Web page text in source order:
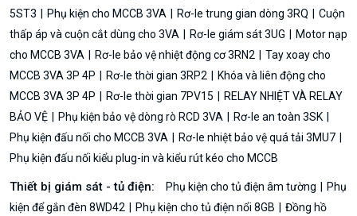
5ST3
Phụ kiện cho MCCB 3VA Rơ-le trung gian dòng 3RQ
Cuộn
thấp áp và cuộn cắt dùng cho 3VA
Rơ-le giám sát 3UG
Motor nạp
cho MCCB 3VA
Rơ-le bảo vệ nhiệt động cơ 3RN2
Tay xoay cho
MCCB 3VA 3P 4P
Rơ-le thời gian 3RP2
Khóa và liên động cho
MCCB 3VA 3P 4P
Rơ-le thời gian 7PV15
RELAY NHIỆT VÀ RELAY
BẢO VỆ
Phụ kiện bảo vệ dòng rò RCD 3VA
Rơ-le an toàn 3SK
Phụ kiện đấu nối cho MCCB 3VA
Rơ-le nhiệt bảo vệ quá tải 3MU7
Phụ kiện đấu nối kiểu plug-in và kiểu rút kéo cho MCCB
Thiết bị giám sát - tủ điện: Phụ kiện cho tủ điện âm tường
Phụ
kiện để gắn đèn 8WD42
Phụ kiện cho tủ điện nổi 8GB
Đồng hồ